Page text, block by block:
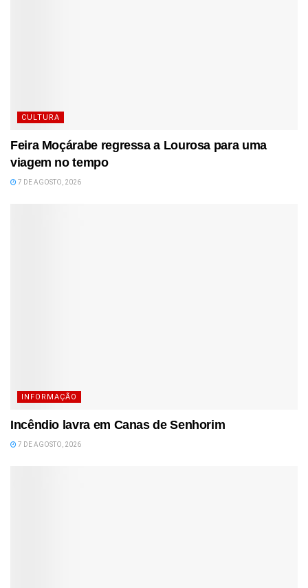
CULTURA
Feira Moçárabe regressa a Lourosa para uma
viagem no tempo
7 DE AGOSTO, 2026
INFORMAÇÃO
Incêndio lavra em Canas de Senhorim
7 DE AGOSTO, 2026